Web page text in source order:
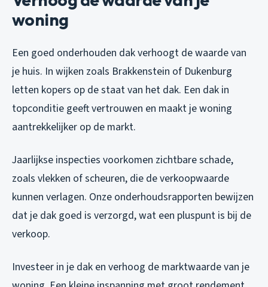
woning
Een goed onderhouden dak verhoogt de waarde van
je huis. In wijken zoals Brakkenstein of Dukenburg
letten kopers op de staat van het dak. Een dak in
topconditie geeft vertrouwen en maakt je woning
aantrekkelijker op de markt.
Jaarlijkse inspecties voorkomen zichtbare schade,
zoals vlekken of scheuren, die de verkoopwaarde
kunnen verlagen. Onze onderhoudsrapporten bewijzen
dat je dak goed is verzorgd, wat een pluspunt is bij de
verkoop.
Investeer in je dak en verhoog de marktwaarde van je